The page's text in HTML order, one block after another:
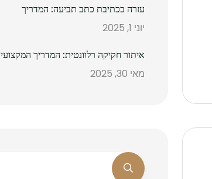
עזרה בכתיבת כתב תביעה: המדריך
יוני 1, 2025
איתור חקיקה רלוונטית: המדריך המקצועי
מאי 30, 2025